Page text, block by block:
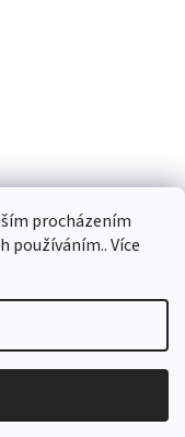
procházením
používáním.. Více
. Všechna práva